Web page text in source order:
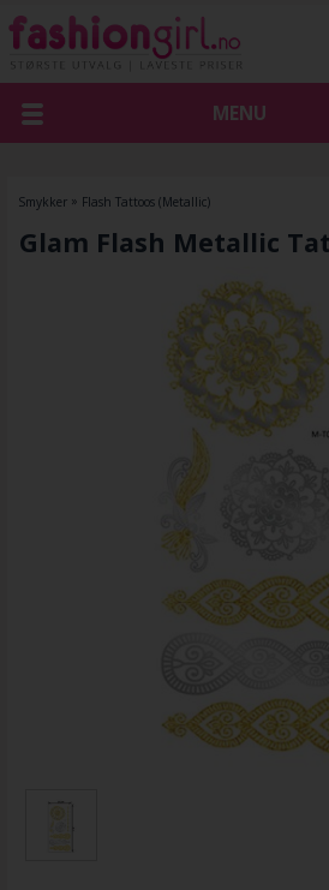
MENU
Smykker» Flash Tattoos (Metallic)
Glam Flash Metallic